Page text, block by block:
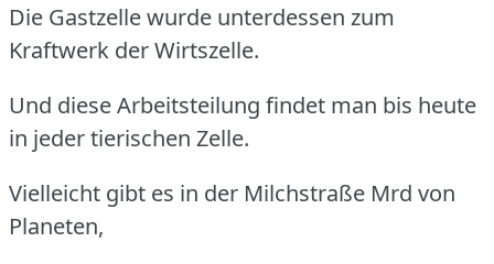
Die Gastzelle wurde unterdessen zum
Kraftwerk der Wirtszelle.
Und diese Arbeitsteilung findet man bis heute
in jeder tierischen Zelle.
Vielleicht gibt es in der Milchstraße Mrd von
Planeten,